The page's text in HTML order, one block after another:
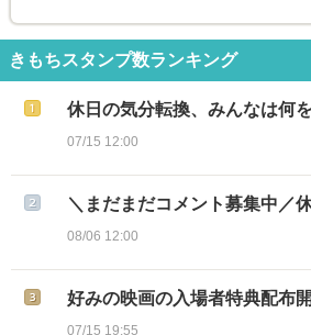
きもちスタンプ数ランキング
休日の気分転換、みんなは何
07/15 12:00
＼まだまだコメント募集中／
08/06 12:00
好みの映画の入場者特典配布
07/15 19:55